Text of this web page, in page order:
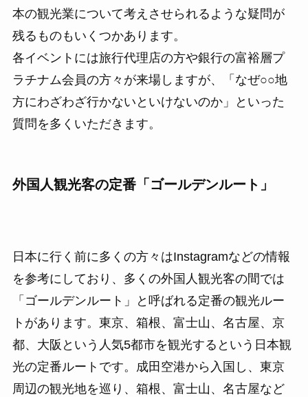
本の観光業について考えさせられるような疑問が
残るものもいくつかあります。
各イベントには旅行代理店の方や銀行の富裕層プ
ラチナム会員の方々が来場しますが、「なぜ○○地
方にわざわざ行かないといけないのか」といった
質問を多くいただきます。
外国人観光客の定番「ゴールデンルート」
日本に行く前に多くの方々はInstagramなどの情報
を参考にしており、多くの外国人観光客の間では
「ゴールデンルート」と呼ばれる定番の観光ルー
トがあります。東京、箱根、富士山、名古屋、京
都、大阪という人気5都市を観光するという日本観
光の定番ルートです。成田空港から入国し、東京
周辺の観光地を巡り、箱根、富士山、名古屋など